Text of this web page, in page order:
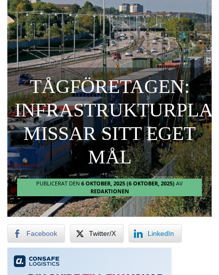
TÅGFÖRETAGEN:
MISSAR SITT EGET
MÅL
PUBLICERAT DEN 6 OKTOBER, 2025 (6 OKTOBER, 2025) AV
REDAKTIONEN
Facebook Twitter/X LinkedIn